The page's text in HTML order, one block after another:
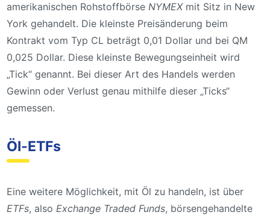
amerikanischen Rohstoffbörse NYMEXmit Sitz in New
York gehandelt. Die kleinste Preisänderung beim
Kontrakt vom Typ CL beträgt 0,01 Dollar und bei QM
0,025 Dollar. Diese kleinste Bewegungseinheit wird
„Tick“ genannt. Bei dieser Art des Handels werden
Gewinn oder Verlust genau mithilfe dieser „Ticks“
gemessen.
Öl-ETFs
Eine weitere Möglichkeit, mit Öl zu handeln, ist über
ETFs, also Exchange Traded Funds, börsengehandelte